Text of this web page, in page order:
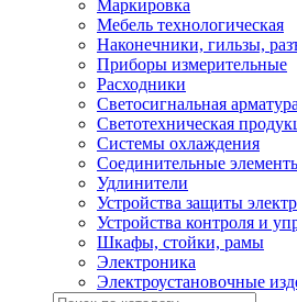
Маркировка
Мебель технологическая
Наконечники, гильзы,
Приборы измерительные
Расходники
Светосигнальная арматура
Светотехническая
Системы охлаждения
Соединительные
Удлинители
Устройства защиты
Устройства контроля и
Шкафы, стойки, рамы
Электроника
Электроустановочные